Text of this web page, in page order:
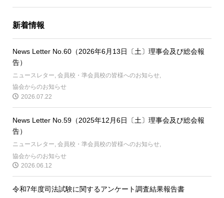
新着情報
News Letter No.60（2026年6月13日〔土〕理事会及び総会報
告）
ニュースレター 会員校・準会員校の皆様へのお知らせ
協会からのお知らせ
2026.07.22
News Letter No.59（2025年12月6日〔土〕理事会及び総会報
告）
ニュースレター, 会員校・準会員校の皆様へのお知らせ,
協会からのお知らせ
2026.06.12
令和7年度司法試験に関するアンケート調査結果報告書